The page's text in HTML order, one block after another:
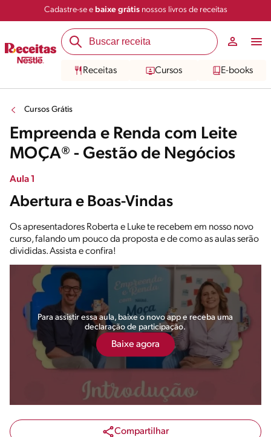
Cadastre-se e baixe grátisnossos livros de receitas
Receitas Cursos E-books
Cursos Grátis
Empreenda e Renda com Leite
MOÇA® - Gestão de Negócios
Aula 1
Abertura e Boas-Vindas
Os apresentadores Roberta e Luke te recebem em nosso novo
curso, falando um pouco da proposta e de como as aulas serão
divididas. Assista e confira!
Para assistir essa aula, baixe o novo app e receba uma
declaração de participação.
Baixe agora
Compartilhar